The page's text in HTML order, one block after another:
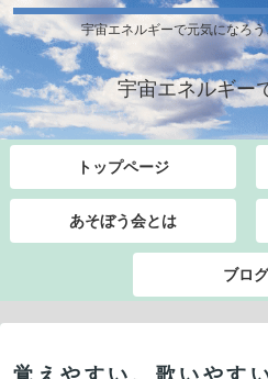
宇宙エネルギーで元気になろ
宇宙エネルギー
トップページ
あそぼう会とは
ブログ